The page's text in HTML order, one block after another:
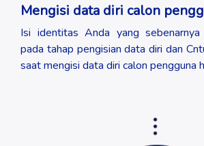
Mengisi data diri calon
Isi identitas Anda yang
pada tahap pengisian data diri dan
saat mengisi data diri calon pengguna